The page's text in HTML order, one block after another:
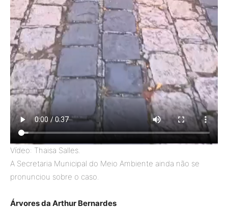
Vídeo: Thaisa Salles.
A Secretaria Municipal do Meio Ambiente ainda não se
pronunciou sobre o caso.
Árvores da Arthur Bernardes